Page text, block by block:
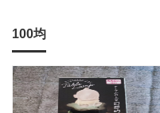
100均